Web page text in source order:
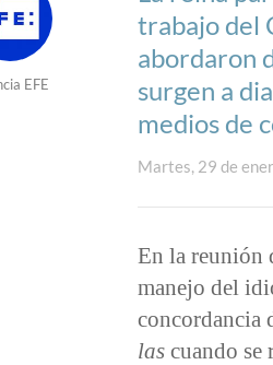
EFE
trabajo del
abordaron
surgen a
medios de
Martes, 29 de
En la reunión
manejo del
concordancia
las cuando se